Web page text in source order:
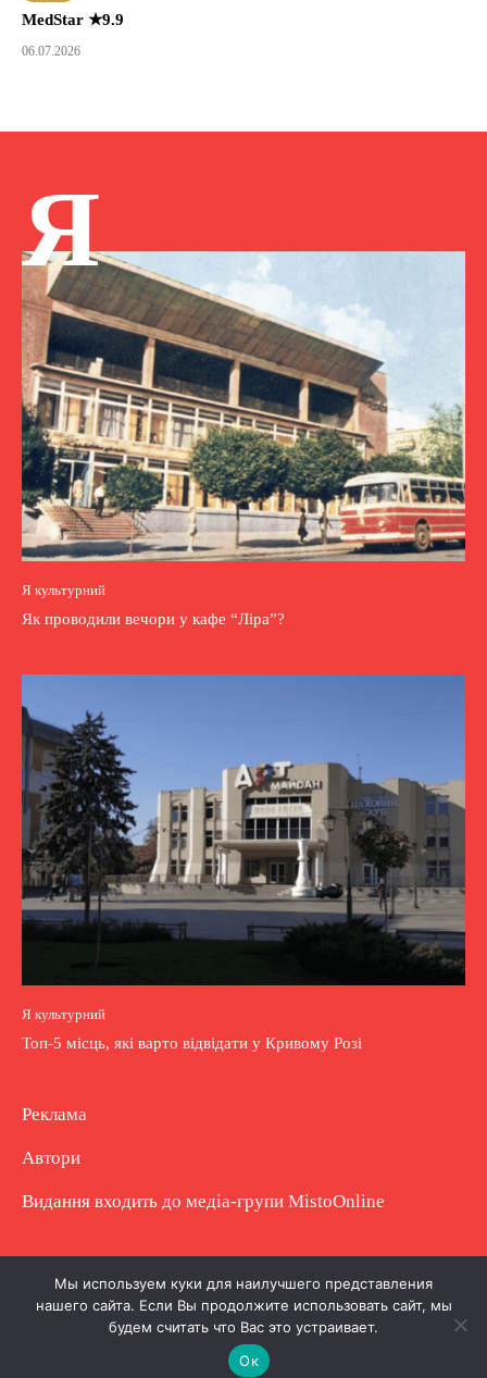
MedStar ★9.9
06.07.2026
Я
Я культурний
Як проводили вечори у кафе “Ліра”?
Я культурний
Топ-5 місць, які варто відвідати у Кривому Розі
Реклама
Автори
Видання входить до медіа-групи MistoOnline
Copyright © Повне використання матеріалу
заборонено. Частково можна з гіперпосиланням.
Мы используем куки для наилучшего представления
нашего сайта. Если Вы продолжите использовать сайт, мы
будем считать что Вас это устраивает.
Ок